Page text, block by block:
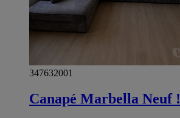
347632001
Canapé Marbella Neuf !